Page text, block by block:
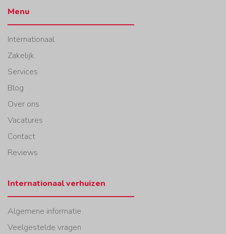
Menu
Internationaal
Zakelijk
Services
Blog
Over ons
Vacatures
Contact
Reviews
Internationaal verhuizen
Algemene informatie
Veelgestelde vragen